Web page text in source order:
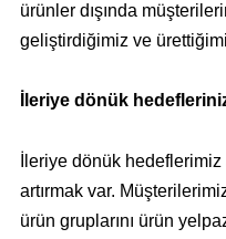
ürünler dışında
geliştirdiğimiz ve
İleriye dönük
İleriye dönük
artırmak var.
ürün gruplarını ürün